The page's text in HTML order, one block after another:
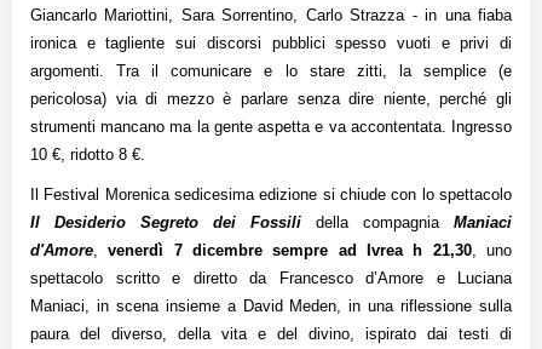
Giancarlo Mariottini, Sara Sorrentino, Carlo Strazza -in una fiaba
ironica e tagliente sui discorsi pubblici spesso vuoti e privi di
argomenti. Tra il comunicare e lo stare zitti, la semplice (e
pericolosa) via di mezzo è parlare senza dire niente, perché gli
strumenti mancano ma la gente aspetta e va accontentata. Ingresso
10 €, ridotto 8 €.
Il Festival Morenica sedicesima edizione si chiude con lo spettacolo
Il Desiderio Segreto dei Fossili della compagnia Maniaci
d'Amore ,venerdì 7 dicembre sempre ad Ivrea h 21,30, uno
spettacolo scritto e diretto da Francesco d’Amore e Luciana
Maniaci, in scena insieme a David Meden, in una riflessione sulla
paura del diverso, della vita e del divino, ispirato dai testi di